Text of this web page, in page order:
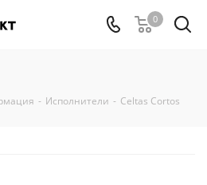
0
- Исполнители - Celtas Cortos